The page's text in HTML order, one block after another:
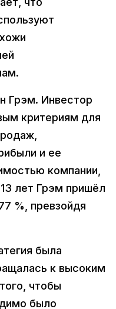
Грэм. Инвестор
критериям для
и ее
компании,
лет Грэм пришёл
%, превзойдя
была
к высоким
чтобы
было